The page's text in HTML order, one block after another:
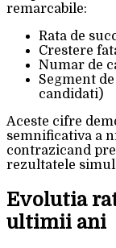
remarcabile:
Rata de
Crestere
Numar de
Segment
candidati)
Aceste cifre
semnificativa a
contrazicand
rezultatele
Evolutia
ultimii ani